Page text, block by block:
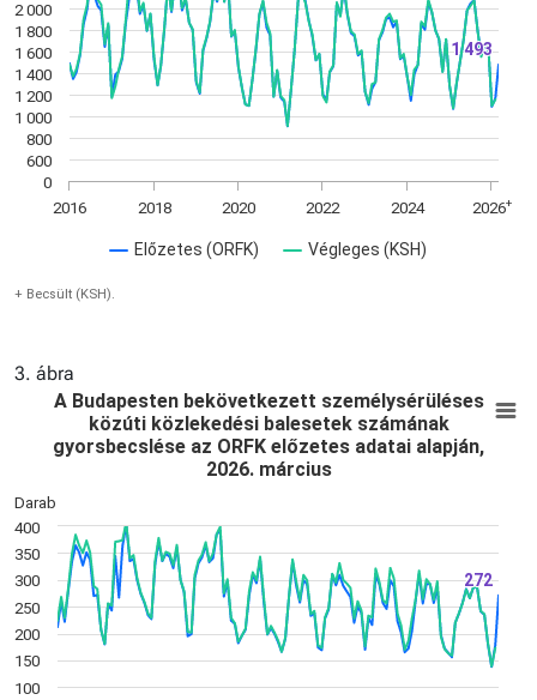
+ Becsült (KSH).
1 493
1 493
Előzetes (ORFK) Végleges (KSH)
0
600
800
1 000
1 200
1 400
1 600
1 800
2 000
2016 2018 2020 2022 2024 2026+
3. ábra
A Budapesten bekövetkezett
Line chart with 3 lines.
+ Becsült (KSH).
The chart has 1 X axis displaying Time. Data ranges from
The chart has 1 Y axis displaying Darab. Data ranges from
Darab
A Budapesten bekövetkezett személysérüléses
közúti közlekedési balesetek számának
gyorsbecslése az ORFK előzetes adatai alapján,
2026. március
272
272
100
150
200
250
300
350
400